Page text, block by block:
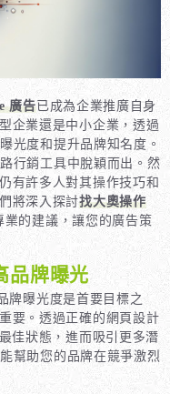
廣告已成為企業推廣自身
企業還是中小企業，透過
光度和提升品牌知名度。
行銷工具中脫穎而出。然
有許多人對其操作技巧和
將深入探討找大奧操作
的建議，讓您的廣告策
品牌曝光
牌曝光度是首要目標之
要。透過正確的網頁設計
佳狀態，進而吸引更多潛
幫助您的品牌在競爭激烈